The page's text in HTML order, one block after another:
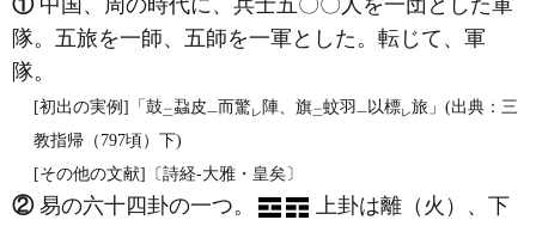
①中国、周の時代に、兵士五〇〇人を一団とした軍
隊。五旅を一師、五師を一軍とした。転じて、軍
隊。
[初出の実例]「鼓二蝨皮一而驚レ 陣、旗二蚊羽 一 以標レ旅」(出典：三
教指帰（797頃）下)
[その他の文献]〔詩経‐大雅・皇矣〕
②易の六十四卦の一つ。
上卦は離（火）、下